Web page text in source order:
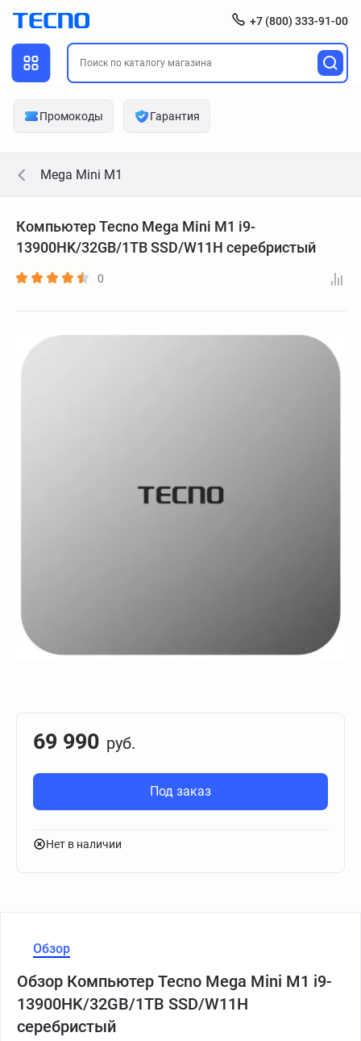
+7 (800) 333-91-00
Промокоды Гарантия
Mega Mini M1
Компьютер Tecno Mega Mini M1 i9-
13900HK/32GB/1TB SSD/W11H серебристый
0
69 990 руб.
Под заказ
Нет в наличии
Обзор
Обзор Компьютер Tecno Mega Mini M1 i9-
13900HK/32GB/1TB SSD/W11H
серебристый